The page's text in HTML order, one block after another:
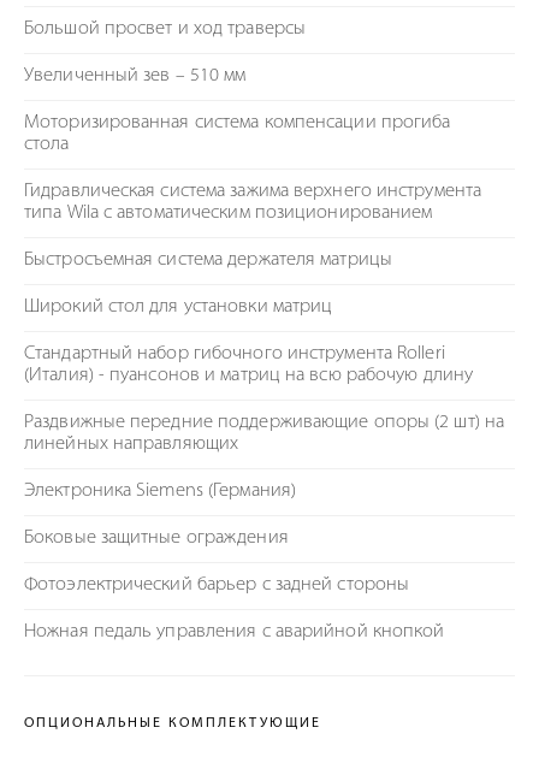
Большой просвет и ход траверсы
Увеличенный зев – 510 мм
Моторизированная система компенсации прогиба
стола
Гидравлическая система зажима верхнего инструмента
типа Wila с автоматическим позиционированием
Быстросъемная система держателя матрицы
Широкий стол для установки матриц
Стандартный набор гибочного инструмента Rolleri
(Италия) - пуансонов и матриц на всю рабочую длину
Раздвижные передние поддерживающие опоры (2 шт) на
линейных направляющих
Электроника Siemens (Германия)
Боковые защитные ограждения
Фотоэлектрический барьер с задней стороны
Ножная педаль управления с аварийной кнопкой
ОПЦИОНАЛЬНЫЕ КОМПЛЕКТУЮЩИЕ